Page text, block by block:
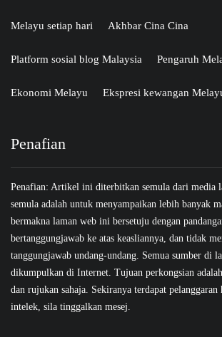
Melayu setiap hari Akhbar Cina Cina
Platform sosial blog Malaysia Pengaruh
Ekonomi Melayu Ekspresi kewangan
Penafian
Penafian: Artikel ini diterbitkan semula dari media
semula adalah untuk menyampaikan lebih banyak
bermakna laman web ini bersetuju dengan
bertanggungjawab ke atas keasliannya, dan tidak
tanggungjawab undang-undang. Semua sumber di
dikumpulkan di Internet. Tujuan perkongsian
dan rujukan sahaja. Sekiranya terdapat pelanggaran
intelek, sila tinggalkan mesej.